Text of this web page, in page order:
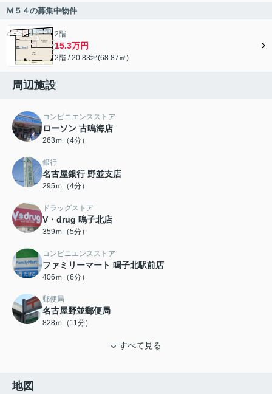
Ｍ５４の募集中物件
2階
15.3万円
2階 / 20.83坪(68.87㎡)
周辺施設
コンビニエンスストア
ローソン 古鳴海店
263ｍ（4分）
銀行
名古屋銀行 野並支店
295ｍ（4分）
ドラッグストア
V・drug 鳴子北店
359ｍ（5分）
コンビニエンスストア
ファミリーマート 鳴子北駅前店
406ｍ（6分）
郵便局
名古屋野並郵便局
828ｍ（11分）
すべて見る
地図